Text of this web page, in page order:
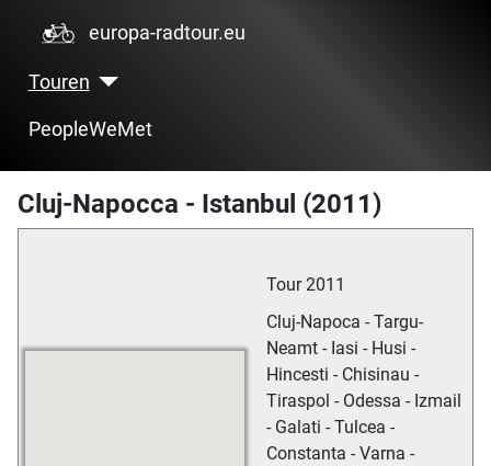
europa-radtour.eu
Touren
PeopleWeMet
Cluj-Napocca - Istanbul (2011)
Tour 2011
Cluj-Napoca - Targu-
Neamt - Iasi - Husi -
Hincesti - Chisinau -
Tiraspol - Odessa - Izmail
- Galati - Tulcea -
Constanta - Varna -